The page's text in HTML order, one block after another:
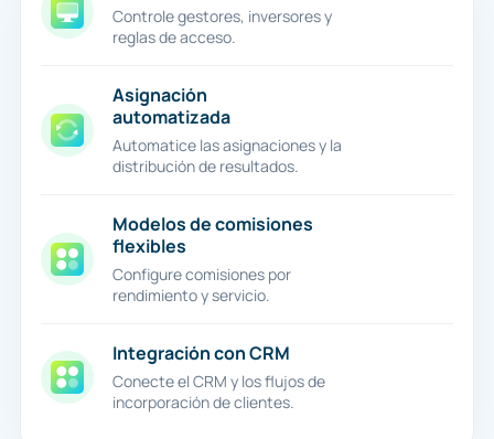
Controle gestores, inversores y
reglas de acceso.
Asignación
automatizada
Automatice las asignaciones y la
distribución de resultados.
Modelos de comisiones
flexibles
Configure comisiones por
rendimiento y servicio.
Integración con CRM
Conecte el CRM y los flujos de
incorporación de clientes.